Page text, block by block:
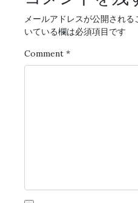
メールアドレスが公開される
いている欄は必須項目です
Comment *